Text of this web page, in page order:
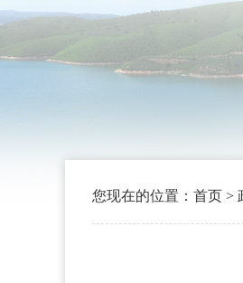
您现在的位置： 首页 >